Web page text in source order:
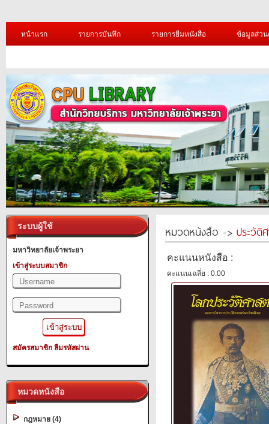
หน้าแรก รายการบันทึก รายการยืมหนังสือ ข้อมูลส่ว
ระบบผู้ใช้
มหาวิทยาลัยเจ้าพระยา
เข้าสู่ระบบสมาชิก
สมัครสมาชิก ลืมรหัสผ่าน
หมวดหนังสือ
กฎหมาย (4)
หมวดหนังสือ -> ประวัติ
คะแนนหนังสือ :
คะแนนเฉลี่ย : 0.00